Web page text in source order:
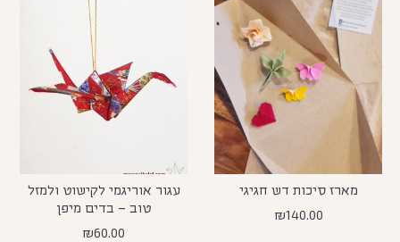
מארז סיכות דש חגיגי
₪140.00
עגור אוריגמי לקישוט ולמזל
טוב – בדים מיפן
₪60.00